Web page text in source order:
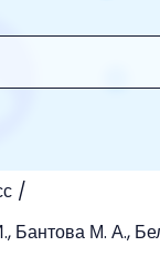
М. А.,